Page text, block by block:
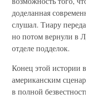
доделанная
слушал. Тиару
но потом вернули в
отделе подделок.
Конец этой истории
американским
в полной